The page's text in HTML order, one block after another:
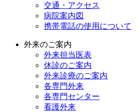
交通・アクセス
病院案内図
携帯電話の使用について
外来のご案内
外来担当医表
休診のご案内
外来診療のご案内
各専門外来
各専門センター
看護外来